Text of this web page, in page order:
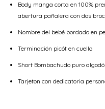
Body manga corta en 100%
abertura pañalera con dos
Nombre del bebé bordado en
Terminación picót en cuello
Short Bombachudo puro
Tarjeton con dedicatoria